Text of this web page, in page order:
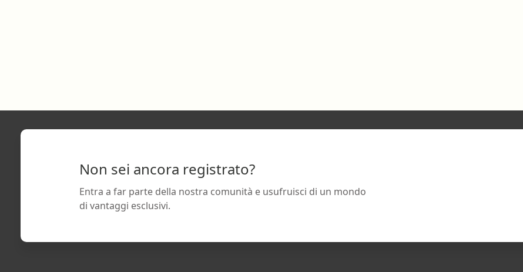
Non sei ancora registrato?
Entra a far parte della nostra comunità e usufruisci di un mondo
di vantaggi esclusivi.